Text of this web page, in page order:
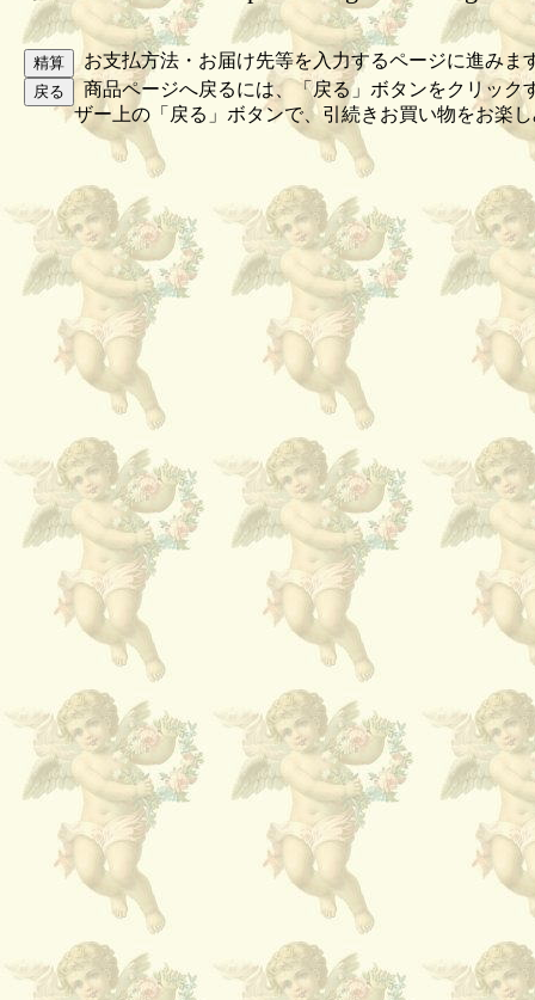
お支払方法・お届け先等を入力するページに進みま
商品ページへ戻るには、「戻る」ボタンをクリック
ザー上の「戻る」ボタンで、引続きお買い物をお楽